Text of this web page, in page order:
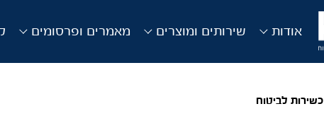
אודות שירותים ומוצרים מאמרים ופרסומים
כשירות לביטוח